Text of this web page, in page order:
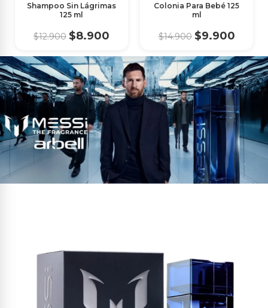
Shampoo Sin Lágrimas
125 ml
$12.900 $8.900
Colonia Para Bebé 125
ml
$14.900 $9.900